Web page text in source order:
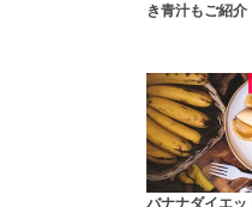
き青汁もご紹介
バナナダイエ